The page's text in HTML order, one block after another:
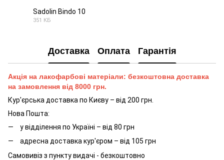
Sadolin Bindo 10
351 КБ
Доставка Оплата Гарантія
Акція на лакофарбові матеріали: безкоштовна доставка
на замовлення від 8000 грн.
Кур'єрська доставка по Києву – від 200 грн.
Нова Пошта:
у відділення по Україні – від 80 грн
адресна доставка кур'єром – від 105 грн
Самовивіз з пункту видачі - безкоштовно